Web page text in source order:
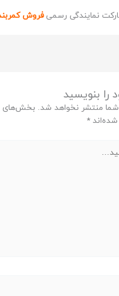
نمایندگی رسمیفروش
را بنویسید
شما منتشر نخواهد شد. بخش‌های
*